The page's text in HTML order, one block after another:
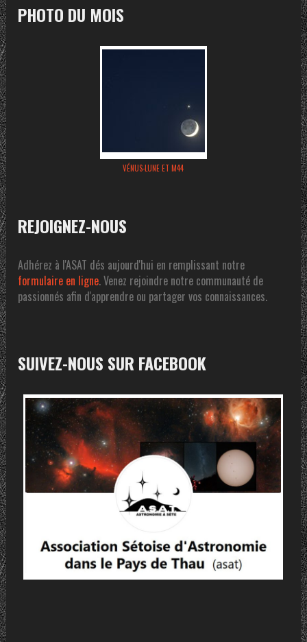
PHOTO DU MOIS
VÉNUS-LUNE ET M44
REJOIGNEZ-NOUS
Adhérez à l'ASAT dés aujourd'hui en remplissant notre
formulaire en ligne. Venez rejoindre notre communauté de
passionnés afin d'apprendre ou partager vos connaissances.
SUIVEZ-NOUS SUR FACEBOOK